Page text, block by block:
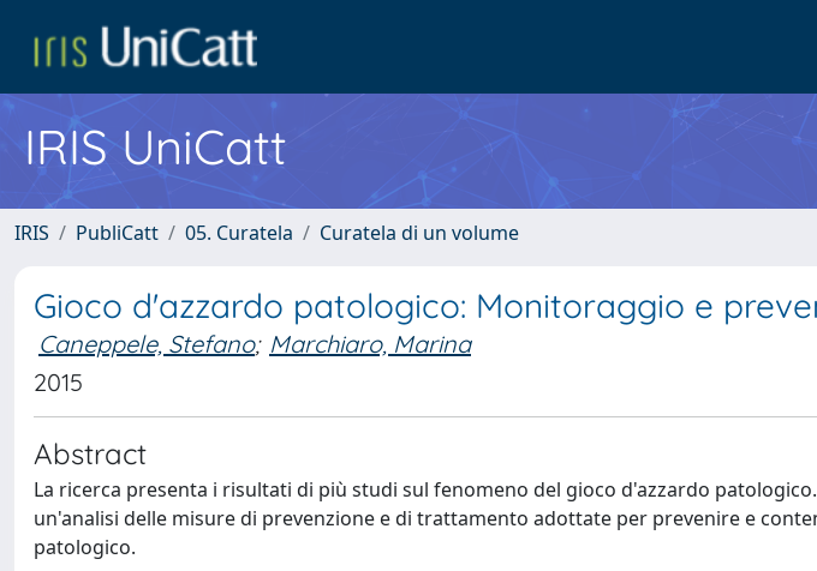
IRIS UniCatt
IRIS PubliCatt 05. Curatela Curatela di un volume
Gioco d'azzardo patologico: Monitoraggio e
Caneppele, Stefano; Marchiaro, Marina
2015
Abstract
La ricerca presenta i risultati di più studi sul fenomeno del gioco d'azzardo
un'analisi delle misure di prevenzione e di trattamento adottate per prevenire e
patologico.